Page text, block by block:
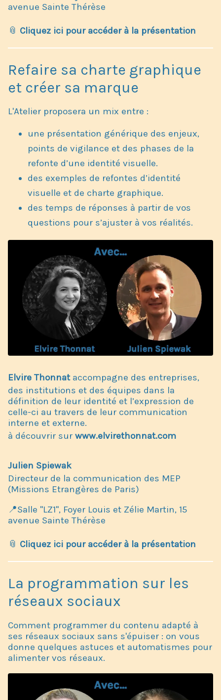
avenue Sainte Thérèse
📎 Cliquez ici pour accéder à la présentation
Refaire sa charte graphique
et créer sa marque
L'Atelier proposera un mix entre :
une présentation générique des enjeux,
points de vigilance et des phases de la
refonte d’une identité visuelle.
des exemples de refontes d’identité
visuelle et de charte graphique.
des temps de réponses à partir de vos
questions pour s’ajuster à vos réalités.
Elvire Thonnat accompagne des entreprises,
des institutions et des équipes dans la
définition de leur identité et l’expression de
celle-ci au travers de leur communication
interne et externe.
à découvrir sur www.elvirethonnat.com
Julien Spiewak
Directeur de la communication des MEP
(Missions Etrangères de Paris)
📍Salle "LZ1", Foyer Louis et Zélie Martin, 15
avenue Sainte Thérèse
📎 Cliquez ici pour accéder à la présentation
La programmation sur les
réseaux sociaux
Comment programmer du contenu adapté à
ses réseaux sociaux sans s'épuiser : on vous
donne quelques astuces et automatismes pour
alimenter vos réseaux.